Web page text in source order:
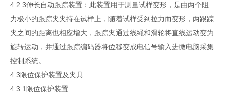
4.2.3伸长自动跟踪装置：此装置用于测量试样变形，是由两个阻
力极小的跟踪夹夹持在试样上，随着试样受到拉力而变形，两跟踪
夹之间的距离也相应增大，跟踪夹通过线绳和滑轮将直线运动变为
旋转运动，并通过跟踪编码器将位移变成电信号输入进微电脑采集
控制系统。
4.3限位保护装置及夹具
4.3.1限位保护装置